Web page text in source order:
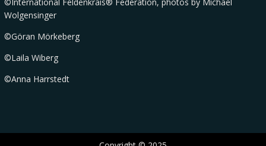
Wolgensinger
©Göran Mörkeberg
©Laila Wiberg
©Anna Harrstedt